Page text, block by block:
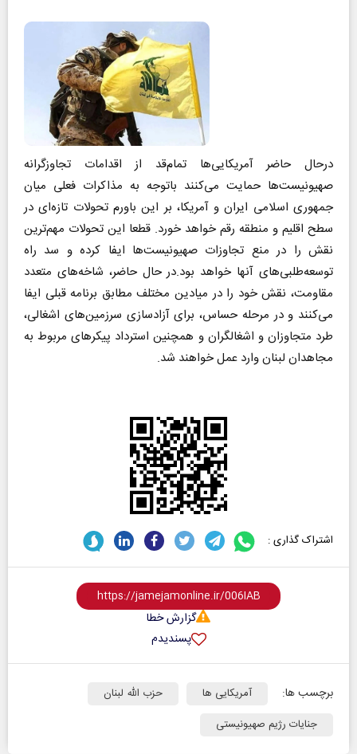
درحال حاضر آمریکایی‌ها تمام‌قد از اقدامات تجاوزگرانه
صهیونیست‌ها حمایت می‌کنند باتوجه به مذاکرات فعلی میان
جمهوری اسلامی ایران و آمریکا، بر این باورم تحولات تازه‌ای در
سطح اقلیم و منطقه رقم خواهد خورد. قطعا این تحولات مهم‌ترین
نقش را در منع تجاوزات صهیونیست‌ها ایفا کرده و سد راه
توسعه‌طلبی‌های آنها خواهد بود.در حال حاضر، شاخه‌های متعدد
مقاومت، نقش خود را در میادین مختلف مطابق برنامه قبلی ایفا
می‌کنند و در مرحله حساس، برای آزادسازی سرزمین‌های اشغالی،
طرد متجاوزان و اشغالگران و همچنین استرداد پیکرهای مربوط به
مجاهدان لبنان وارد عمل خواهند شد.
اشتراک گذاری :
گزارش خطا
پسندیدم
برچسب ها: آمریکایی ها
حزب الله لبنان
جنایات رژیم صهیونیستی